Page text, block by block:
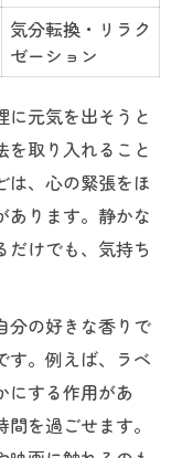
気分転換・リラク
ゼーション
に元気を出そうと
を取り入れること
は、心の緊張をほ
あります。静かな
けでも、気持ち
分の好きな香りで
す。例えば、ラベ
にする作用があ
を過ごせます。